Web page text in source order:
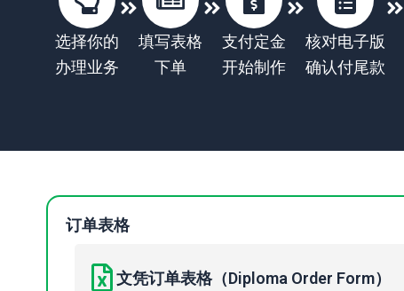
选择你的
办理业务
填写表格
下单
支付定金
开始制作
核对电子版
确认付尾款
订单表格
文凭订单表格（Diploma Order Form）